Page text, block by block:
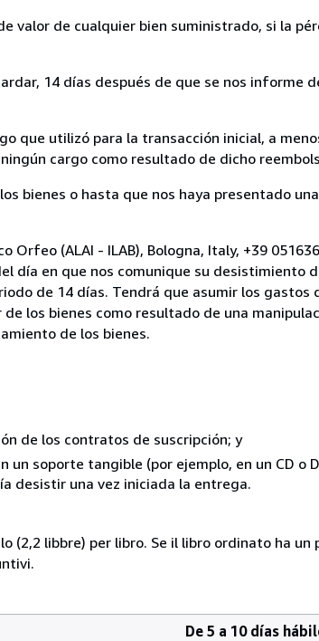
valor de cualquier bien suministrado, si la
14 días después de que se nos informe
que utilizó para la transacción inicial, a
cargo como resultado de dicho
bienes o hasta que nos haya presentado
(ALAI - ILAB), Bologna, Italy, +39
día en que nos comunique su desistimiento
de 14 días. Tendrá que asumir los
los bienes como resultado de una
de los bienes.
de los contratos de suscripción; y
soporte tangible (por ejemplo, en un CD o
desistir una vez iniciada la entrega.
(2,2 libbre) per libro. Se il libro ordinato ha
De 5 a 10 días